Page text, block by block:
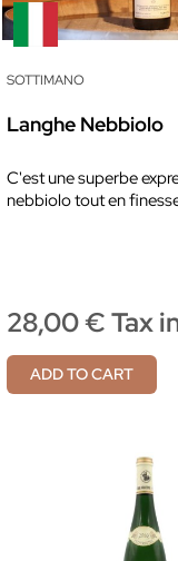
SOTTIMANO
Langhe Nebbiolo
C'est une superbe
nebbiolo tout en
28,00 € Tax
ADD TO CART